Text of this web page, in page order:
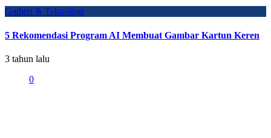
Gadget & Teknologi
5 Rekomendasi Program AI Membuat Gambar Kartun Keren
3 tahun lalu
0